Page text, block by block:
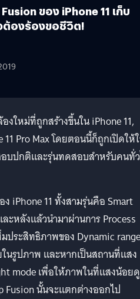
ของ iPhone 11 เก็บ
ต้องร้องขอชีวิต!
งใหม่ที่ถูกสร้างขึ้นใน iPhone 11,
11 Pro Max โดยตอนนี้ก็ถูกเปิดให้
อบปกติและรุ่นทดสอบสำหรับคนทั่
iPhone 11 ทั้งสามรุ่นคือ Smart
ะหลังแล้วนำมาผ่านการ Process
ประสิทธิภาพของ Dynamic range
นรูปภาพ และหากเป็นสถานที่แสง
mode เพื่อให้ภาพในที่แสงน้อยดู
Fusion นั้นจะแตกต่างออกไป